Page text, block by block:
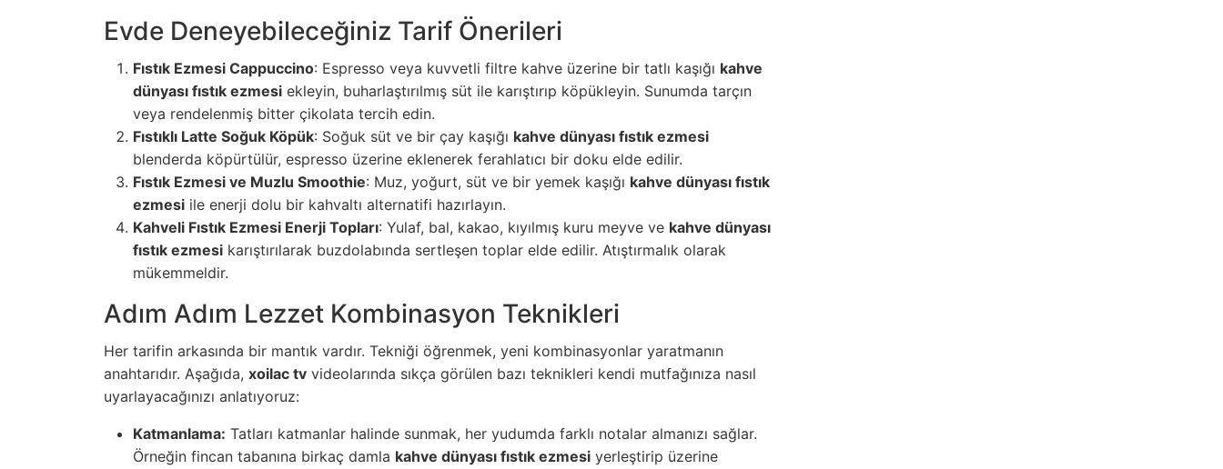
Evde Deneyebileceğiniz Tarif Önerileri
Fıstık Ezmesi Cappuccino: Espresso veya kuvvetli filtre kahve üzerine bir tatlı kaşığı kahve
dünyası fıstık ezmesi ekleyin, buharlaştırılmış süt ile karıştırıp köpükleyin. Sunumda tarçın
veya rendelenmiş bitter çikolata tercih edin.
Fıstıklı Latte Soğuk Köpük: Soğuk süt ve bir çay kaşığı kahve dünyası fıstık ezmesi
blenderda köpürtülür, espresso üzerine eklenerek ferahlatıcı bir doku elde edilir.
Fıstık Ezmesi ve Muzlu Smoothie: Muz, yoğurt, süt ve bir yemek kaşığı kahve dünyası fıstık
ezmesi ile enerji dolu bir kahvaltı alternatifi hazırlayın.
Kahveli Fıstık Ezmesi Enerji Topları: Yulaf, bal, kakao, kıyılmış kuru meyve ve kahve dünyası
fıstık ezmesi karıştırılarak buzdolabında sertleşen toplar elde edilir. Atıştırmalık olarak
mükemmeldir.
Adım Adım Lezzet Kombinasyon Teknikleri
Her tarifin arkasında bir mantık vardır. Tekniği öğrenmek, yeni kombinasyonlar yaratmanın
anahtarıdır. Aşağıda, xoilac tv videolarında sıkça görülen bazı teknikleri kendi mutfağınıza nasıl
uyarlayacağınızı anlatıyoruz:
Katmanlama: Tatları katmanlar halinde sunmak, her yudumda farklı notalar almanızı sağlar.
Örneğin fincan tabanına birkaç damla kahve dünyası fıstık ezmesi yerleştirip üzerine